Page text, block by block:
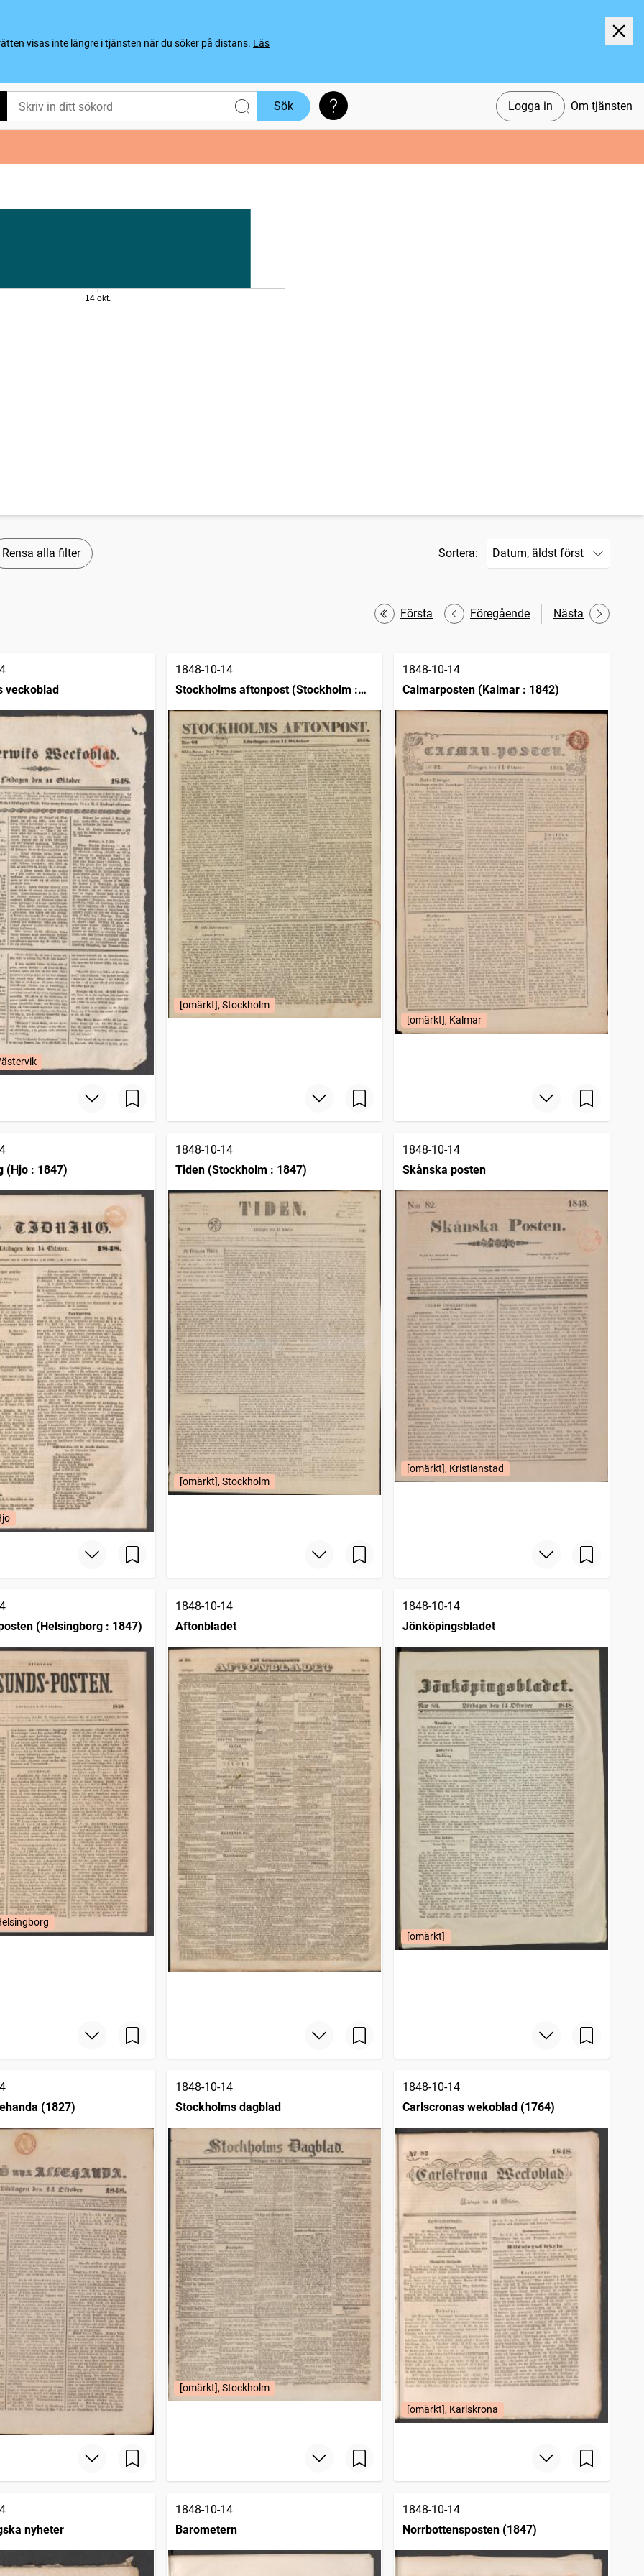
visas inte längre i tjänsten när du söker på distans. Läs
Logga in Om tjänsten
Sök Söktips
14 okt.
Rensa alla filter Sortera:
Första Föregående Nästa
veckoblad
1848-10-14
Stockholms aftonpost (Stockholm :
1848)
[omärkt], Stockholm
1848-10-14
Calmarposten (Kalmar : 1842)
[omärkt], Kalmar
(Hjo : 1847)
1848-10-14
Tiden (Stockholm : 1847)
[omärkt], Stockholm
1848-10-14
Skånska posten
[omärkt], Kristianstad
(Helsingborg : 1847)
1848-10-14
Aftonbladet
1848-10-14
Jönköpingsbladet
[omärkt]
(1827)
1848-10-14
Stockholms dagblad
[omärkt], Stockholm
1848-10-14
Carlscronas wekoblad (1764)
[omärkt], Karlskrona
nyheter
1848-10-14
Barometern
1848-10-14
Norrbottensposten (1847)